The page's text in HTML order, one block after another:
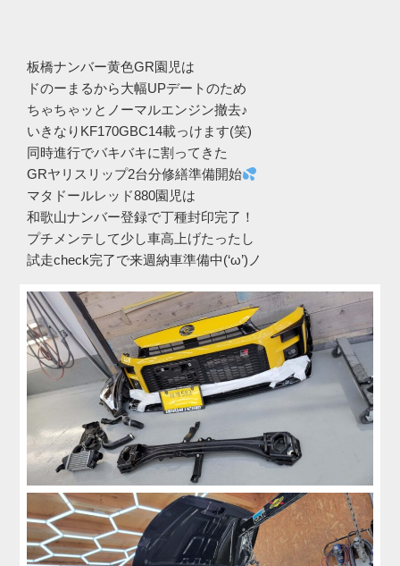
板橋ナンバー黄色GR園児は
ドのーまるから大幅UPデートのため
ちゃちゃッとノーマルエンジン撤去♪
いきなりKF170GBC14載っけます(笑)
同時進行でバキバキに割ってきた
GRヤリスリップ2台分修繕準備開始
マタドールレッド880園児は
和歌山ナンバー登録で丁種封印完了！
プチメンテして少し車高上げたったし
試走check完了で来週納車準備中(‘ω’)ノ